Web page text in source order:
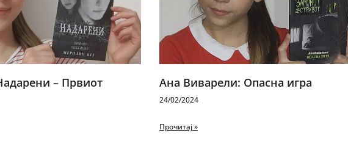
– Првиот
Ана Виварели: Опасна игра
24/02/2024
Прочитај »